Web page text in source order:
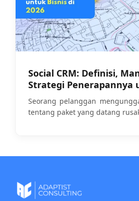
Social CRM: Definisi,
Strategi Penerapannya
di 2026
Seorang pelanggan
tentang paket yang datang